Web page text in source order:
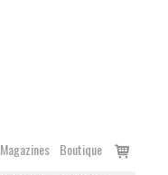
Magazines Boutique
Voir